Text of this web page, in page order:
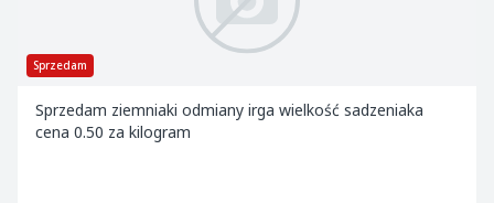
Sprzedam
Sprzedam ziemniaki odmiany irga wielkość sadzeniaka
cena 0.50 za kilogram